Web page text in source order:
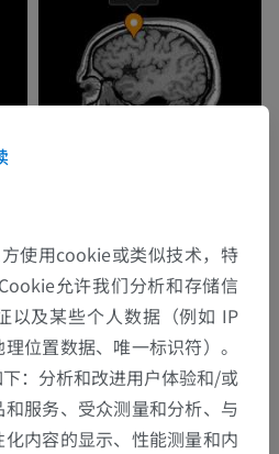
使用cookie或类似技术，特
允许我们分析和存储信
以及某些个人数据（例如 IP
位置数据、唯一标识符）。
：分析和改进用户体验和/或
服务、受众测量和分析、与
内容的显示、性能测量和内